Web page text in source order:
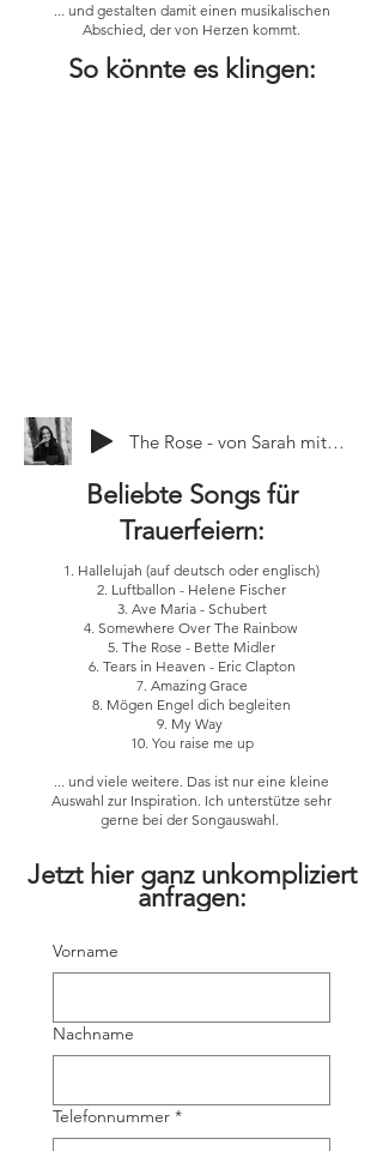
... und gestalten damit einen musikalischen
Abschied, der von Herzen kommt.
So könnte es klingen:
The Rose - von Sarah mit Liebe
Beliebte Songs für
Trauerfeiern:
1. Hallelujah (auf deutsch oder englisch)
2. Luftballon - Helene Fischer
3. Ave Maria - Schubert
4. Somewhere Over The Rainbow
5. The Rose - Bette Midler
6. Tears in Heaven - Eric Clapton
7. Amazing Grace
8. Mögen Engel dich begleiten
9. My Way
10. You raise me up
... und viele weitere. Das ist nur eine kleine
Auswahl zur Inspiration. Ich unterstütze sehr
gerne bei der Songauswahl.
Jetzt hier ganz unkompliziert
anfragen:
Vorname
Nachname
Telefonnummer *